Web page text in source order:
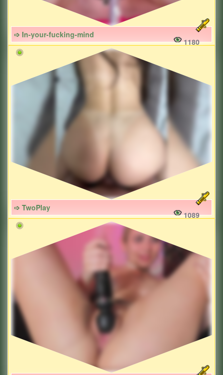
➩ In-your-fucking-mind
1180
➩ TwoPlay
1089